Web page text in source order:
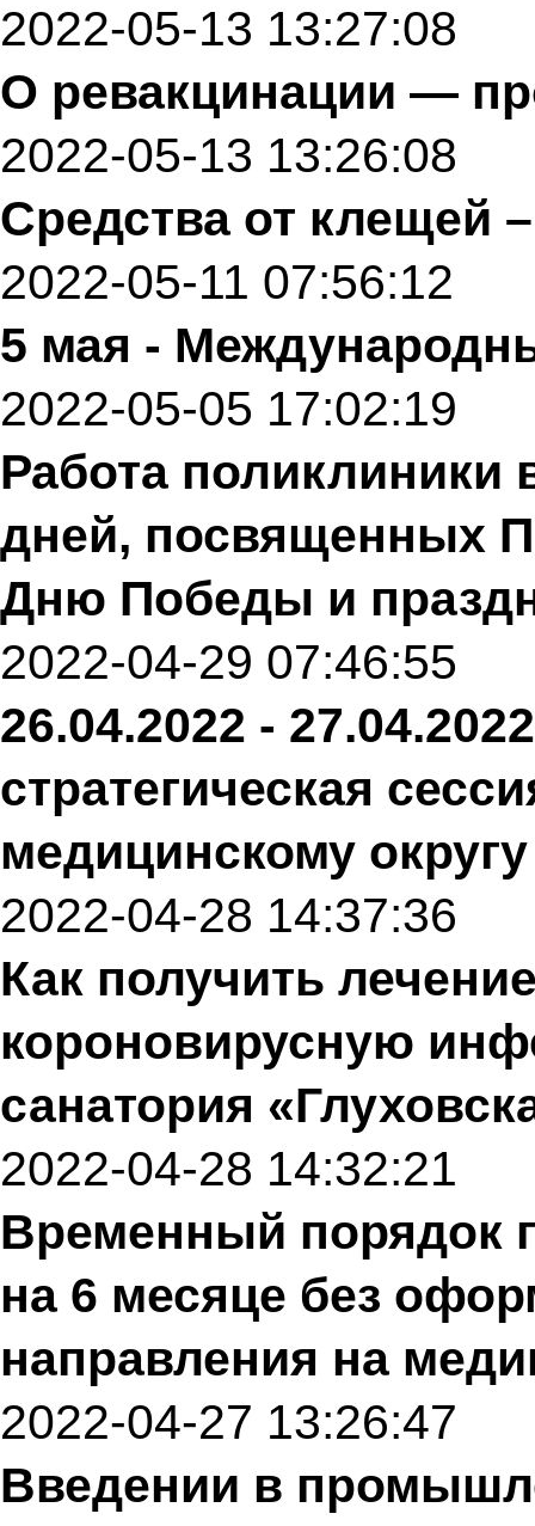
2022-05-13 13:27:08
О ревакцинации —
2022-05-13 13:26:08
Средства от клещей
2022-05-11 07:56:12
5 мая -
2022-05-05 17:02:19
Работа поликлиники
дней, посвященных
Дню Победы и
2022-04-29 07:46:55
26.04.2022 -
стратегическая
медицинскому округу
2022-04-28 14:37:36
Как получить
короновирусную
санатория
2022-04-28 14:32:21
Временный порядок
на 6 месяце без
направления на
2022-04-27 13:26:47
Введении в